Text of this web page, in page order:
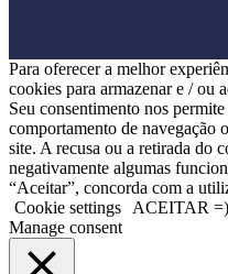
Para oferecer a melhor
cookies para armazenar e / ou
Seu consentimento nos
comportamento de navegação
site. A recusa ou a retirada do
negativamente algumas
“Aceitar”, concorda com a
Cookie settings ACEITAR =)
Manage consent